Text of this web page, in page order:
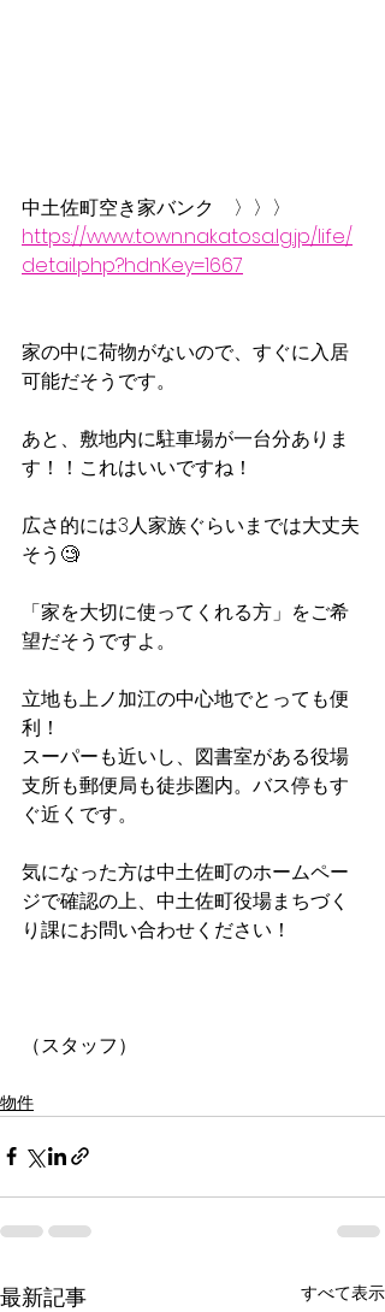
中土佐町空き家バンク　〉〉〉
https://www.town.nakatosa.lg.jp/life/
detail.php?hdnKey=1667
家の中に荷物がないので、すぐに入居
可能だそうです。
あと、敷地内に駐車場が一台分ありま
す！！これはいいですね！
広さ的には3人家族ぐらいまでは大丈夫
そう🧐
「家を大切に使ってくれる方」をご希
望だそうですよ。
立地も上ノ加江の中心地でとっても便
利！
スーパーも近いし、図書室がある役場
支所も郵便局も徒歩圏内。バス停もす
ぐ近くです。
気になった方は中土佐町のホームペー
ジで確認の上、中土佐町役場まちづく
り課にお問い合わせください！
（スタッフ）
物件
最新記事 すべて表示